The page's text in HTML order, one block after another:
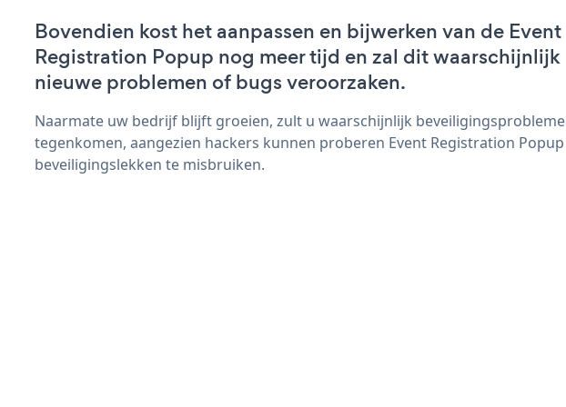
Bovendien kost het aanpassen en bijwerken van de Event
Registration Popup nog meer tijd en zal dit waarschijnlijk
nieuwe problemen of bugs veroorzaken.
Naarmate uw bedrijf blijft groeien, zult u waarschijnlijk
tegenkomen, aangezien hackers kunnen proberen Event Registration Popup
beveiligingslekken te misbruiken.